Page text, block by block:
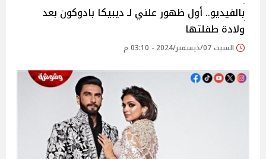
بالفيديو.. أول ظهور علني لـ ديبيكا بادوكون بعد
ولادة طفلتها
السبت 07/ديسمبر/2024 - 03:10 م